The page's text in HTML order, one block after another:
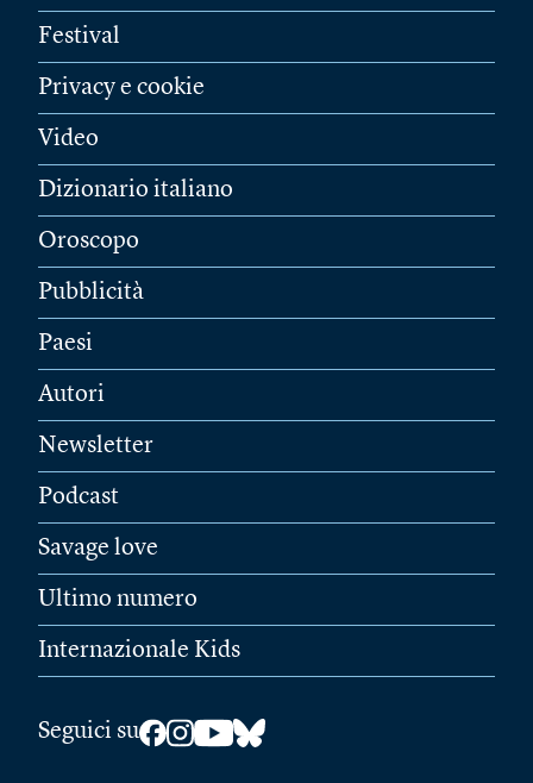
Festival
Privacy e cookie
Video
Dizionario italiano
Oroscopo
Pubblicità
Paesi
Autori
Newsletter
Podcast
Savage love
Ultimo numero
Internazionale Kids
Seguici su